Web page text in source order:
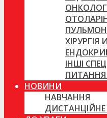
ІНШІ
ПИТАННЯ
НОВИНИ
НАВЧАННЯ